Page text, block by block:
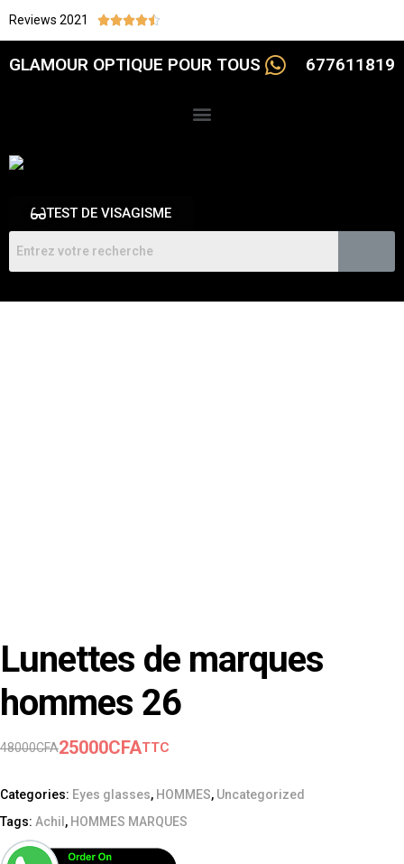
Reviews 2021 
GLAMOUR OPTIQUE POUR TOUS 677611819
TEST DE VISAGISME
Lunettes de marques
hommes 26
48000CFA25000CFATTC
Categories: Eyes glasses, HOMMES, Uncategorized
Tags: Achil , HOMMES MARQUES